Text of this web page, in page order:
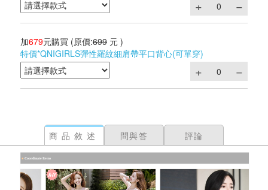
加679元購買 (原價:699 元 )
特價*QNIGIRLS彈性羅紋細肩帶平口背心(可單穿)
商品敘述 問與答 評論